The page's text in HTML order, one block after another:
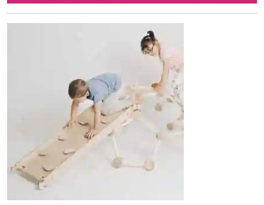
februari